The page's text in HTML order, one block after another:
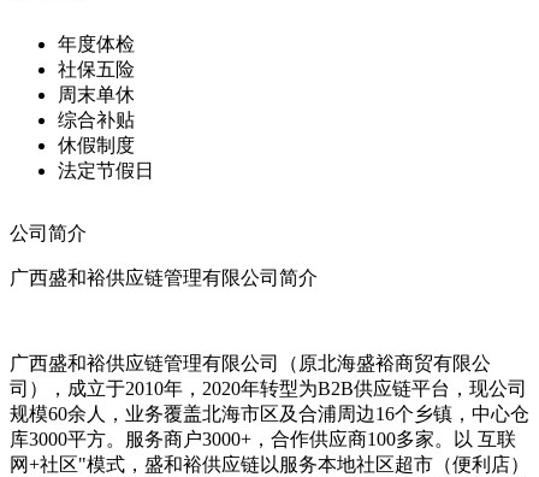
年度体检
社保五险
周末单休
综合补贴
休假制度
法定节假日
公司简介
广西盛和裕供应链管理有限公司简介
广西盛和裕供应链管理有限公司（原北海盛裕商贸有限公
司），成立于2010年，2020年转型为B2B供应链平台，现公司
规模60余人，业务覆盖北海市区及合浦周边16个乡镇，中心仓
库3000平方。服务商户3000+，合作供应商100多家。以 互联
网+社区"模式，盛和裕供应链以服务本地社区超市（便利店）